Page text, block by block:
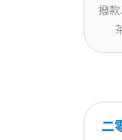
撥
二